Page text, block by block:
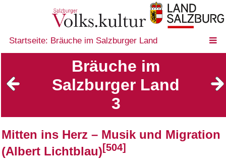
Startseite: Bräuche im Salzburger Land
Bräuche im
Salzburger Land
3
Mitten ins Herz – Musik und Migration
(Albert Lichtblau)[504]